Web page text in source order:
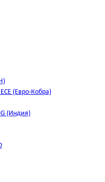
(Евро-Кобра)
(Индия)